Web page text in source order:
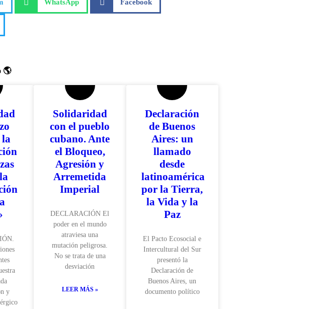
WhatsApp Facebook
🌎
la
y
Solidaridad
con el pueblo
cubano. Ante
el Bloqueo,
Agresión y
Arremetida
Imperial
DECLARACIÓN El
poder en el mundo
atraviesa una
mutación peligrosa.
No se trata de una
desviación
LEER MÁS »
Declaración
de Buenos
Aires: un
llamado
desde
latinoamérica
por la Tierra,
la Vida y la
Paz
El Pacto Ecosocial e
Intercultural del Sur
presentó la
Declaración de
Buenos Aires, un
documento político